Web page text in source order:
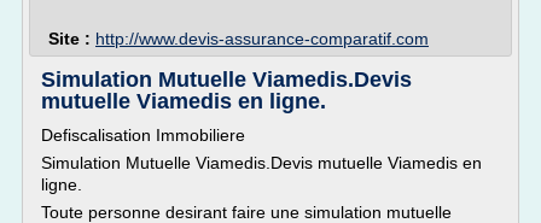
Site : http://www.devis-assurance-comparatif.com
Simulation Mutuelle Viamedis.Devis
mutuelle Viamedis en ligne.
Defiscalisation Immobiliere
Simulation Mutuelle Viamedis.Devis mutuelle Viamedis en
ligne.
Toute personne desirant faire une simulation mutuelle